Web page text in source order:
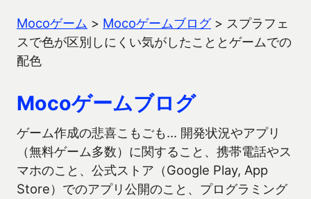
Mocoゲーム > Mocoゲームブログ> スプラフェ
スで色が区別しにくい気がしたこととゲームでの
配色
Mocoゲームブログ
ゲーム作成の悲喜こもごも… 開発状況やアプリ
（無料ゲーム多数）に関すること、携帯電話やス
マホのこと、公式ストア（Google Play, App
Store）でのアプリ公開のこと、プログラミング